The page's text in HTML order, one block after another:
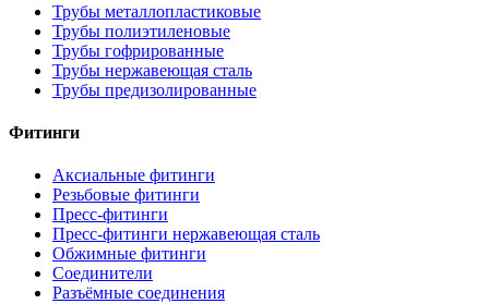
Трубы металлопластиковые
Трубы полиэтиленовые
Трубы гофрированные
Трубы нержавеющая сталь
Трубы предизолированные
Фитинги
Аксиальные фитинги
Резьбовые фитинги
Пресс-фитинги
Пресс-фитинги нержавеющая сталь
Обжимные фитинги
Соединители
Разъёмные соединения